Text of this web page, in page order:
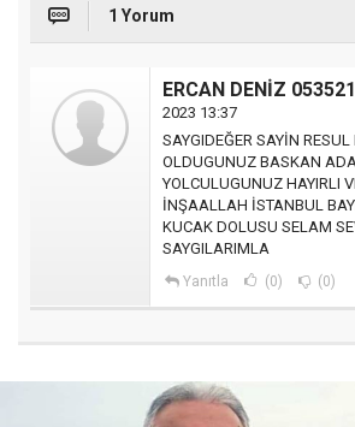
1 Yorum
ERCAN DENİZ
2023 13:37
SAYGIDEĞER SAYİN
OLDUGUNUZ BASKAN
YOLCULUGUNUZ HAYIRLI
İNŞAALLAH İSTANBUL
KUCAK DOLUSU SELAM
SAYGILARIMLA
Yanıtla (0) (0)